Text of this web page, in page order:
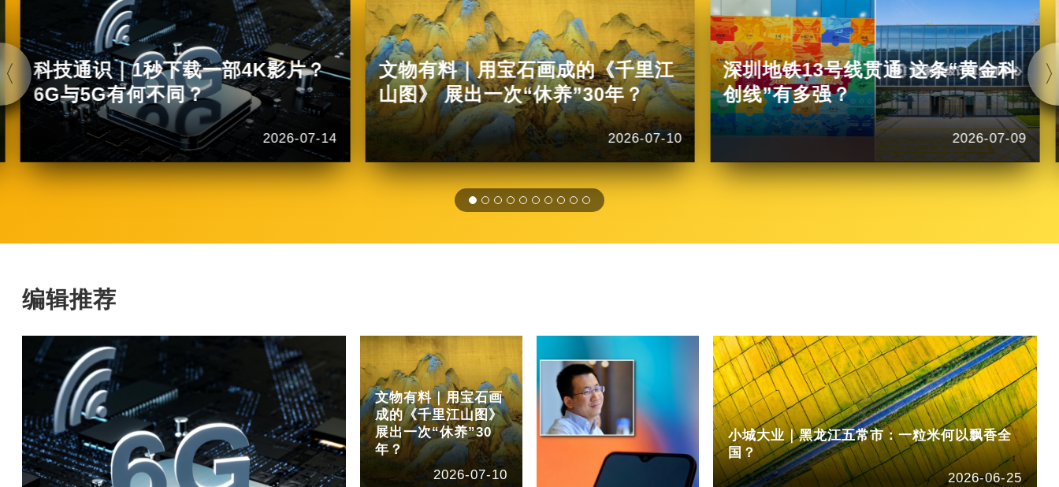
科技通识｜1秒下载一部4K影片？
6G与5G有何不同？
2026-07-14
文物有料｜用宝石画成的《千里江
山图》 展出一次“休养”30年？
2026-07-10
深圳地铁13号线贯通 这条“黄金科
创线”有多强？
2026-07-09
编辑推荐
文物有料｜用宝石画
成的《千里江山图》
展出一次“休养”30
年？
2026-07-10
小城大业｜黑龙江五常市：一粒米何以飘香全
国？
2026-06-25